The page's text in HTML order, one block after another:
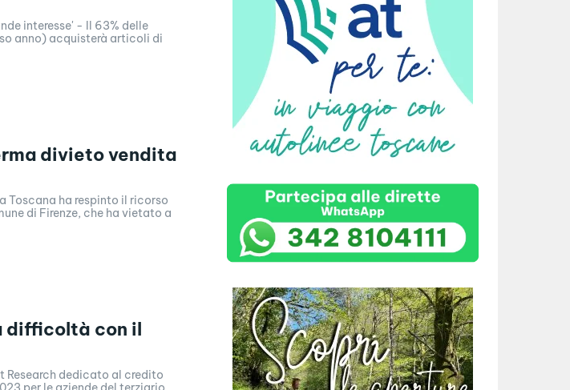
interesse' - Il 63% delle
anno) acquisterà articoli di
divieto vendita
Toscana ha respinto il ricorso
di Firenze, che ha vietato a
difficoltà con il
Research dedicato al credito